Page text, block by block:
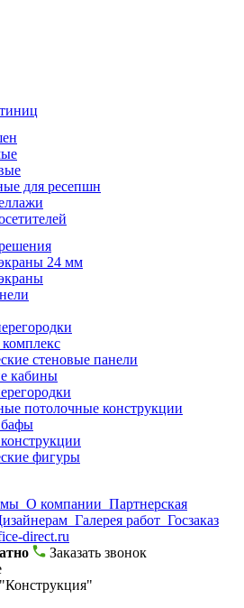
для ресепшн
24 мм
стеновые панели
кабины
потолочные конструкции
фигуры
О компании Партнерская
Галерея работ Госзаказ
direct.ru
Заказать звонок